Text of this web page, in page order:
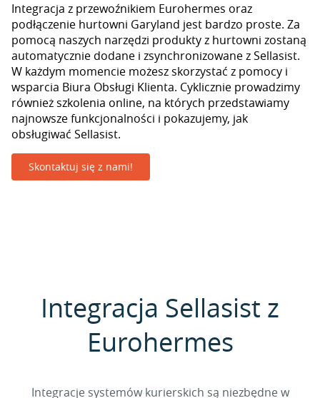
Integracja z przewoźnikiem Eurohermes oraz
podłączenie hurtowni Garyland jest bardzo proste. Za
pomocą naszych narzędzi produkty z hurtowni zostaną
automatycznie dodane i zsynchronizowane z Sellasist.
W każdym momencie możesz skorzystać z pomocy i
wsparcia Biura Obsługi Klienta. Cyklicznie prowadzimy
również szkolenia online, na których przedstawiamy
najnowsze funkcjonalności i pokazujemy, jak
obsługiwać Sellasist.
Skontaktuj się z nami!
Integracja Sellasist z
Eurohermes
Integracje systemów kurierskich są niezbędne w